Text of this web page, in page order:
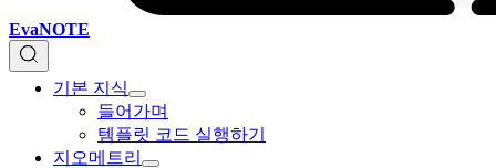
EvaNOTE
기본 지식
들어가며
템플릿 코드 실행하기
지오메트리